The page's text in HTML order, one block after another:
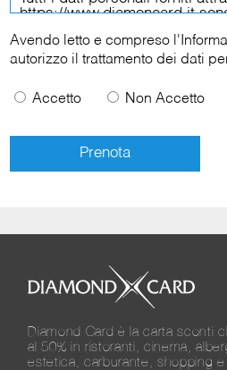
Avendo letto e compreso l'
autorizzo il trattamento dei dati
Accetto Non Accetto
Diamond Card è la carta sconti
al 50% in ristoranti, cinema,
estetica, carburante, shopping e